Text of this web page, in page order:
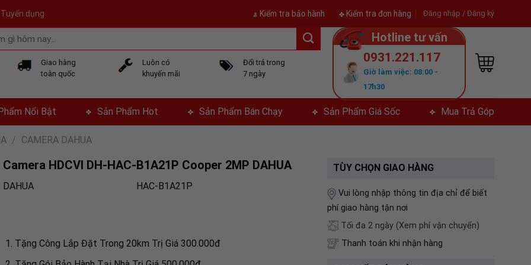
Tuyển dụng Kiểm tra bảo hành Kiểm tra đơn hàng Đăng nhập / Đăng ký
Giao hàng
toàn quốc
Luôn có
khuyến mãi
Đổi trả trong
7 ngày
Hotline tư vấn
0931.221.117
Giờ làm việc: 08:00 -
17h30
Nổi Bật Sản Phẩm Hot Sản Phẩm Bán Chạy Sản Phẩm Giá Sốc Mua Trả Góp
/ CAMERA DAHUA
Camera HDCVI DH-HAC-B1A21P Cooper 2MP DAHUA
DAHUA HAC-B1A21P
Tặng Công Lắp Đặt Trong 20km Trị Giá 300.000đ
TÙY CHỌN GIAO HÀNG
Vui lòng nhập thông tin địa chỉ để biết
phí giao hàng tận nơi
Tối đa 2 ngày (Xem phí vận chuyển)
Thanh toán khi nhận hàng